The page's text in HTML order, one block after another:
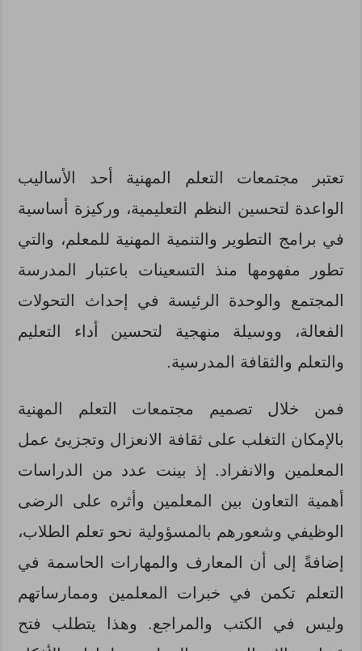
تعتبر مجتمعات التعلم المهنية أحد الأساليب
الواعدة لتحسين النظم التعليمية، وركيزة أساسية
في برامج التطوير والتنمية المهنية للمعلم، والتي
تطور مفهومها منذ التسعينات باعتبار المدرسة
المجتمع والوحدة الرئيسة في إحداث التحولات
الفعالة، ووسيلة منهجية لتحسين أداء التعليم
والتعلم والثقافة المدرسية.
فمن خلال تصميم مجتمعات التعلم المهنية
بالإمكان التغلب على ثقافة الانعزال وتجزيئ عمل
المعلمين والانفراد. إذ بينت عدد من الدراسات
أهمية التعاون بين المعلمين وأثره على الرضى
الوظيفي وشعورهم بالمسؤولية نحو تعلم الطلاب،
إضافةً إلى أن المعارف والمهارات الحاسمة في
التعلم تكمن في خبرات المعلمين وممارساتهم
وليس في الكتب والمراجع. وهذا يتطلب فتح